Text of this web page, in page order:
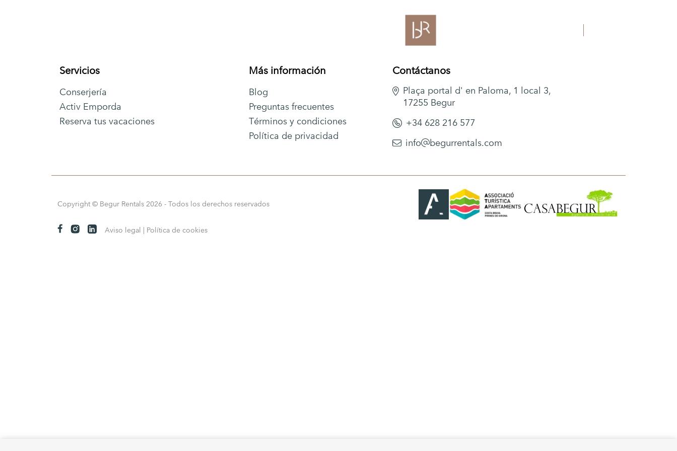
Servicios
Conserjería
Activ Emporda
Reserva tus vacaciones
Más información
Blog
Preguntas frecuentes
Términos y condiciones
Política de privacidad
Contáctanos
Plaça portal d' en Paloma, 1 local 3,
17255 Begur
+34 628 216 577
info
begurrentals.com
Copyright © Begur Rentals 2026 - Todos los derechos reservados
Aviso legal | Política de cookies